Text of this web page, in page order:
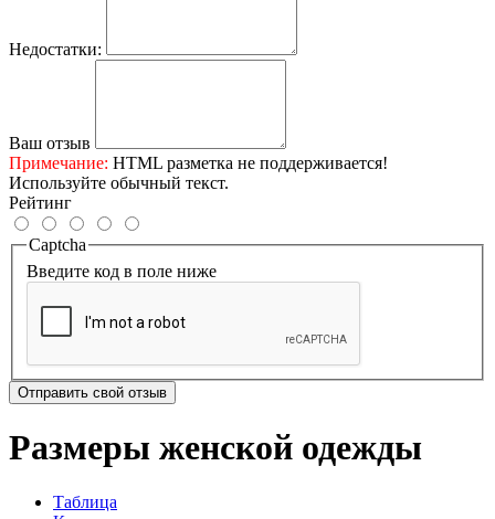
Недостатки:
Ваш отзыв
Примечание: HTML разметка не поддерживается!
Используйте обычный текст.
Рейтинг
Captcha
Введите код в поле ниже
Отправить свой отзыв
Размеры женской одежды
Таблица